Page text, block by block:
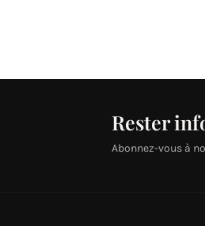
Rester
Abonnez-vous à